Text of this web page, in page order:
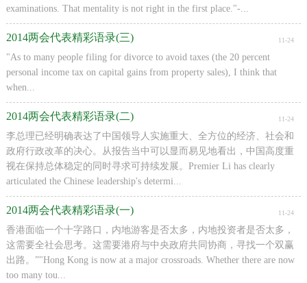
examinations. That mentality is not right in the first place."-...
2014两会代表精彩语录(三) 11-24
"As to many people filing for divorce to avoid taxes (the 20 percent
personal income tax on capital gains from property sales), I think that
when...
2014两会代表精彩语录(二) 11-24
李总理已经明确表达了中国领导人实施重大、全方位的经济、社会和
政府行政改革的决心。从报告当中可以显而易见地看出，中国高度重
视在保持总体稳定的同时寻求可持续发展。Premier Li has clearly
articulated the Chinese leadership's determi...
2014两会代表精彩语录(一) 11-24
香港面临一个十字路口，内地游客是否太多，内地投资者是否太多，
这需要全社会思考。这需要港府与中央政府共同协商，寻找一个双赢
出路。”"Hong Kong is now at a major crossroads. Whether there are now
too many tou...